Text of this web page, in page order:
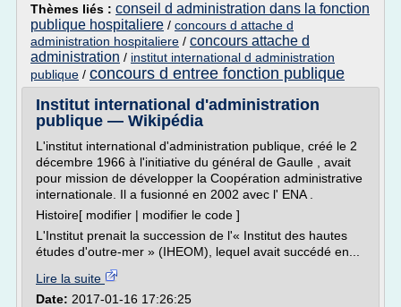
Thèmes liés : conseil d administration dans la fonction
publique hospitaliere / concours d attache d
administration hospitaliere / concours attache d
administration / institut international d administration
publique / concours d entree fonction publique
Institut international d'administration
publique — Wikipédia
L'institut international d'administration publique, créé le 2
décembre 1966 à l'initiative du général de Gaulle , avait
pour mission de développer la Coopération administrative
internationale. Il a fusionné en 2002 avec l' ENA .
Histoire[ modifier | modifier le code ]
L'Institut prenait la succession de l'« Institut des hautes
études d'outre-mer » (IHEOM), lequel avait succédé en...
Lire la suite
Date: 2017-01-16 17:26:25